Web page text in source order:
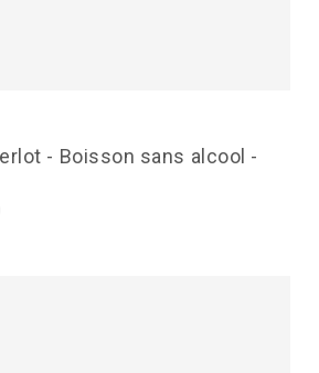
- Boisson sans alcool -